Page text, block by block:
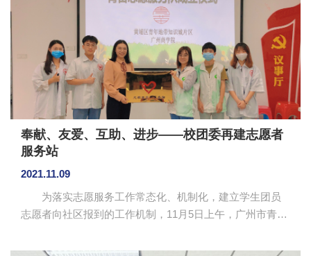
学们详细讲述了新时代“新”在哪里和习近平新时代中国特色
社会主义思想的理论体系。她讲到新时代的“新”主要体现在
阶段新、变局新、考验新、目标新、思想新，引...
奉献、友爱、互助、进步——校团委再建志愿者
服务站
2021.11.09
为落实志愿服务工作常态化、机制化，建立学生团员
志愿者向社区报到的工作机制，11月5日上午，广州市青藤
者服务站挂牌。校团委副书记蓝乐钿、广州市青藤社会工